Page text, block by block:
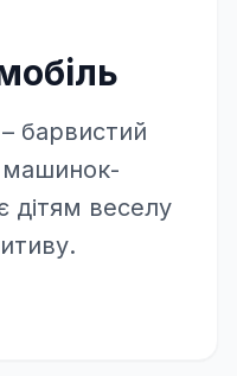
барвистий
машинок-
дітям веселу